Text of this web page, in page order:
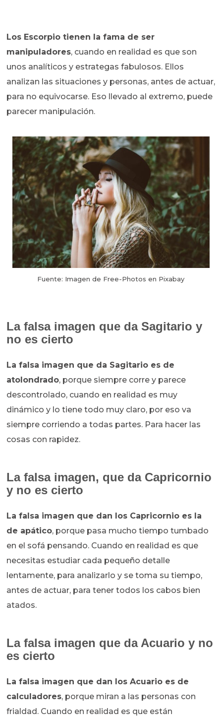
Los Escorpio tienen la fama de ser
manipuladores, cuando en realidad es que son
unos analíticos y estrategas fabulosos. Ellos
analizan las situaciones y personas, antes de actuar,
para no equivocarse. Eso llevado al extremo, puede
parecer manipulación.
Fuente: Imagen de Free-Photos en Pixabay
La falsa imagen que da Sagitario y
no es cierto
La falsa imagen que da Sagitario es de
atolondrado, porque siempre corre y parece
descontrolado, cuando en realidad es muy
dinámico y lo tiene todo muy claro, por eso va
siempre corriendo a todas partes. Para hacer las
cosas con rapidez.
La falsa imagen, que da Capricornio
y no es cierto
La falsa imagen que dan los Capricornio es la
de apático, porque pasa mucho tiempo tumbado
en el sofá pensando. Cuando en realidad es que
necesitas estudiar cada pequeño detalle
lentamente, para analizarlo y se toma su tiempo,
antes de actuar, para tener todos los cabos bien
atados.
La falsa imagen que da Acuario y no
es cierto
La falsa imagen que dan los Acuario es de
calculadores, porque miran a las personas con
frialdad. Cuando en realidad es que están